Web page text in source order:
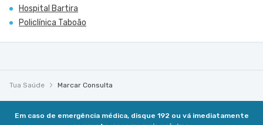
Hospital Bartira
Policlínica Taboão
Tua Saúde Marcar Consulta
Em caso de emergência médica, disque 192 ou vá imediatamente